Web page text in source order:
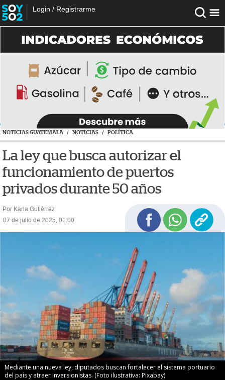
Login / Registrarme
NOTICIAS GUATEMALA / NOTICIAS / POLÍTICA
La ley que busca autorizar el
funcionamiento de puertos
privados durante 50 años
Por Karla Gutiérrez
07 de julio de 2025, 01:00
Mediante una nueva ley, diputados buscan fortalecer el sistema portuario
del país y atraer inversionistas. (Foto ilustrativa: Pixabay)